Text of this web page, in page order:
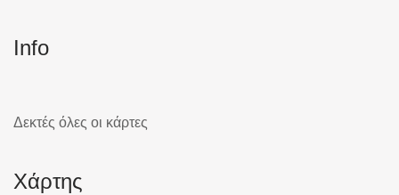
Info
Δεκτές όλες οι κάρτες
Χάρτης